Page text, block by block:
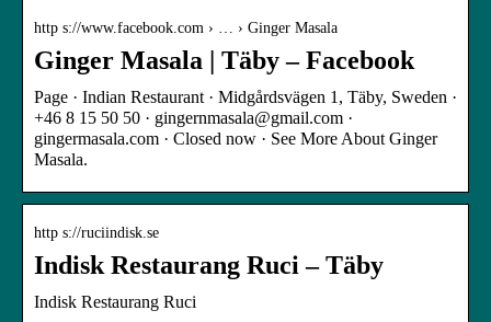
http s://www.facebook.com › … › Ginger Masala
Ginger Masala | Täby – Facebook
Page · Indian Restaurant · Midgårdsvägen 1, Täby, Sweden ·
+46 8 15 50 50 · gingernmasala@gmail.com ·
gingermasala.com · Closed now · See More About Ginger
Masala.
http s://ruciindisk.se
Indisk Restaurang Ruci – Täby
Indisk Restaurang Ruci